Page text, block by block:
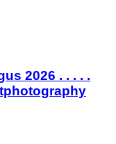
2026 . . . . .